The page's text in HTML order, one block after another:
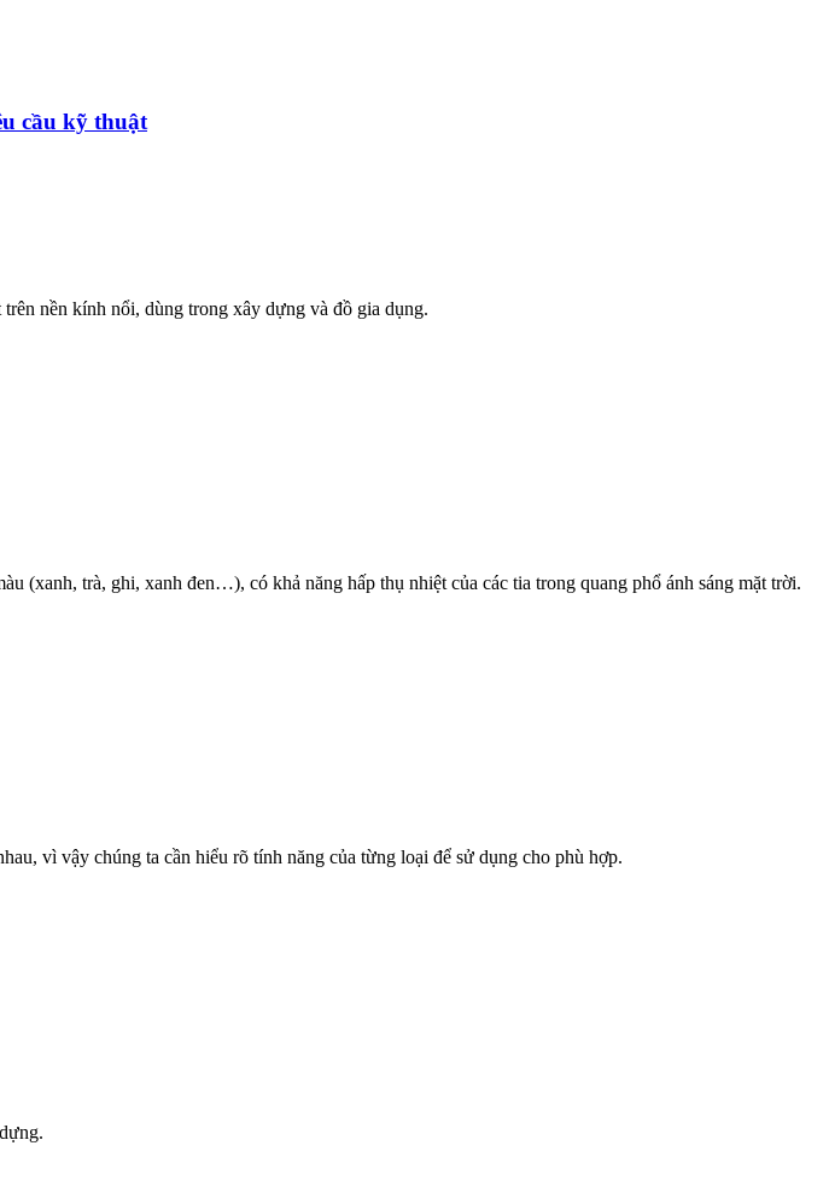
cầu kỹ thuật
nền kính nổi, dùng trong xây dựng và đồ gia dụng.
(xanh, trà, ghi, xanh đen…), có khả năng hấp thụ nhiệt của các tia trong quang phổ ánh sáng mặt trời.
vì vậy chúng ta cần hiểu rõ tính năng của từng loại để sử dụng cho phù hợp.